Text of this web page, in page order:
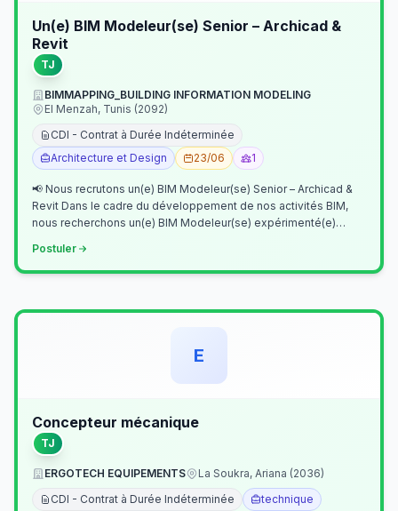
Un(e) BIM Modeleur(se) Senior – Archicad &
Revit
TJ
BIMMAPPING_BUILDING INFORMATION MODELING
El Menzah, Tunis (2092)
CDI - Contrat à Durée Indéterminée
Architecture et Design
23/06 1
📢 Nous recrutons un(e) BIM Modeleur(se) Senior – Archicad &
Revit Dans le cadre du développement de nos activités BIM,
nous recherchons un(e) BIM Modeleur(se) expérimenté(e)
Postuler
E
Concepteur mécanique
TJ
ERGOTECH EQUIPEMENTS
La Soukra, Ariana (2036)
CDI - Contrat à Durée Indéterminée
technique